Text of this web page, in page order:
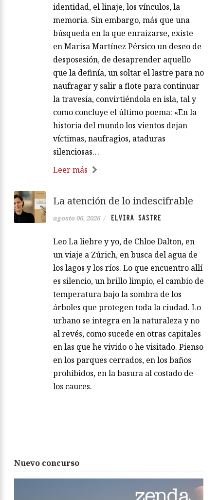
identidad, el linaje, los vínculos, la
memoria. Sin embargo, más que una
búsqueda en la que enraizarse, existe
en Marisa Martínez Pérsico un deseo de
desposesión, de desaprender aquello
que la definía, un soltar el lastre para no
naufragar y salir a flote para continuar
la travesía, convirtiéndola en isla, tal y
como concluye el último poema: «En la
historia del mundo los vientos dejan
víctimas, naufragios, ataduras
silenciosas…
Leer más
La atención de lo indescifrable
agosto 06, 2026 / ELVIRA SASTRE
Leo La liebre y yo, de Chloe Dalton, en
un viaje a Zúrich, en busca del agua de
los lagos y los ríos. Lo que encuentro allí
es silencio, un brillo limpio, el cambio de
temperatura bajo la sombra de los
árboles que protegen toda la ciudad. Lo
urbano se integra en la naturaleza y no
al revés, como sucede en otras capitales
en las que he vivido o he visitado. Pienso
en los parques cerrados, en los baños
prohibidos, en la basura al costado de
los cauces.
Nuevo concurso